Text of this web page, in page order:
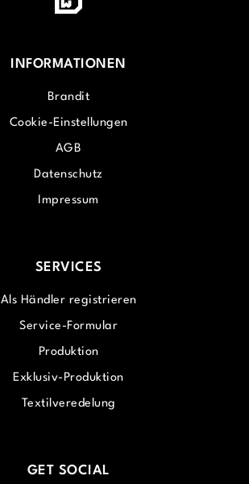
INFORMATIONEN
Brandit
Cookie-Einstellungen
AGB
Datenschutz
Impressum
SERVICES
Als Händler registrieren
Service-Formular
Produktion
Exklusiv-Produktion
Textilveredelung
GET SOCIAL